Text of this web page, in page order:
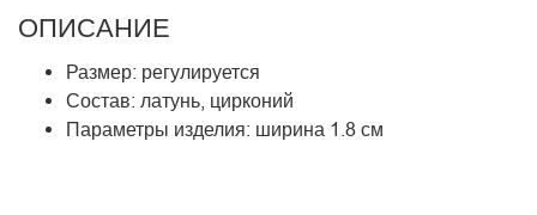
ОПИСАНИЕ
Размер: регулируется
Состав: латунь, цирконий
Параметры изделия: ширина 1.8 см